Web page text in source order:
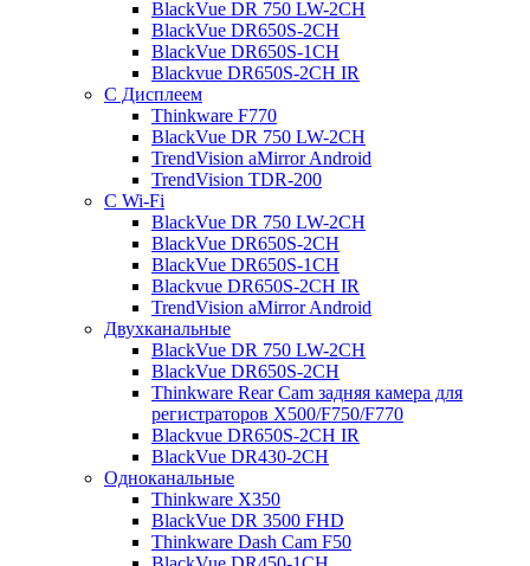
BlackVue DR 750 LW-2CH
BlackVue DR650S-2CH
BlackVue DR650S-1CH
Blackvue DR650S-2CH IR
С Дисплеем
Thinkware F770
BlackVue DR 750 LW-2CH
TrendVision aMirror Android
TrendVision TDR-200
С Wi-Fi
BlackVue DR 750 LW-2CH
BlackVue DR650S-2CH
BlackVue DR650S-1CH
Blackvue DR650S-2CH IR
TrendVision aMirror Android
Двухканальные
BlackVue DR 750 LW-2CH
BlackVue DR650S-2CH
Thinkware Rear Cam задняя камера для
регистраторов X500/F750/F770
Blackvue DR650S-2CH IR
BlackVue DR430-2CH
Одноканальные
Thinkware X350
BlackVue DR 3500 FHD
Thinkware Dash Cam F50